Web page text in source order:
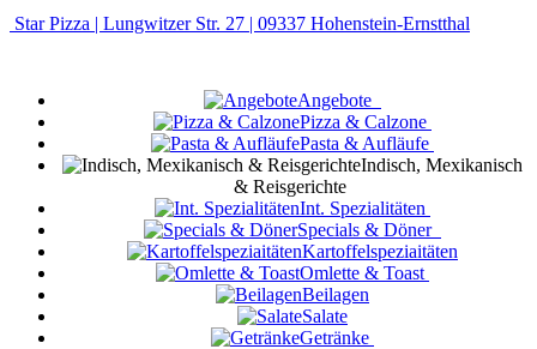
Star Pizza | Lungwitzer Str. 27 | 09337 Hohenstein-Ernstthal
Angebote
Pizza & Calzone
Pasta & Aufläufe
Indisch, Mexikanisch
& Reisgerichte
Int. Spezialitäten
Specials & Döner
Kartoffelspeziaitäten
Omlette & Toast
Beilagen
Salate
Getränke